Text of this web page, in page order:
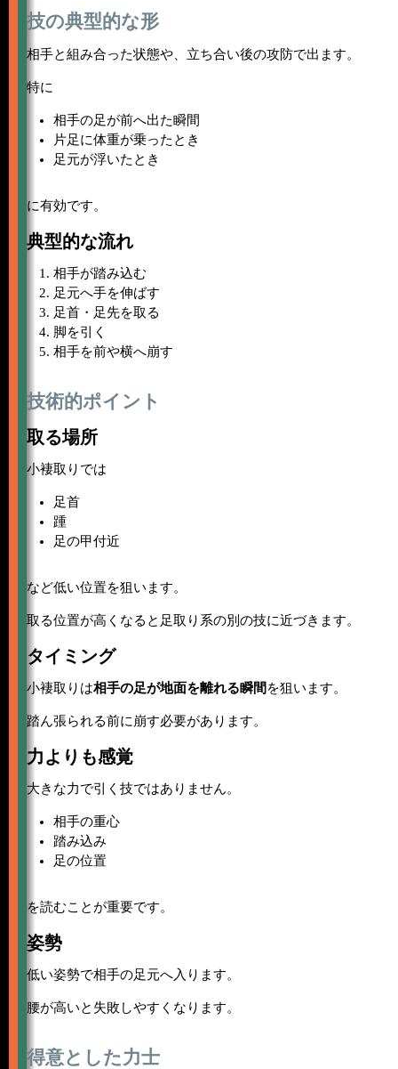
技の典型的な形
相手と組み合った状態や、立ち合い後の攻防で出ます。
特に
相手の足が前へ出た瞬間
片足に体重が乗ったとき
足元が浮いたとき
に有効です。
典型的な流れ
相手が踏み込む
足元へ手を伸ばす
足首・足先を取る
脚を引く
相手を前や横へ崩す
技術的ポイント
取る場所
小褄取りでは
足首
踵
足の甲付近
など低い位置を狙います。
取る位置が高くなると足取り系の別の技に近づきます。
タイミング
小褄取りは相手の足が地面を離れる瞬間 を狙います。
踏ん張られる前に崩す必要があります。
力よりも感覚
大きな力で引く技ではありません。
相手の重心
踏み込み
足の位置
を読むことが重要です。
姿勢
低い姿勢で相手の足元へ入ります。
腰が高いと失敗しやすくなります。
得意とした力士